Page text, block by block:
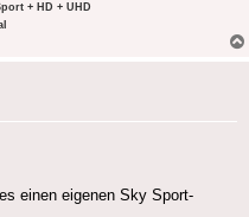
+ HD + UHD
einen eigenen Sky Sport-